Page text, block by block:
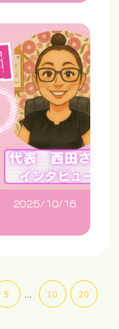
2025/10/16
5 ... 10 20